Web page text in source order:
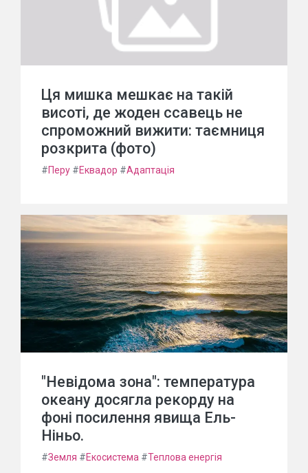
Ця мишка мешкає на такій
висоті, де жоден ссавець не
спроможний вижити: таємниця
розкрита (фото)
#Перу #Еквадор #Адаптація
"Невідома зона": температура
океану досягла рекорду на
фоні посилення явища Ель-
Ніньо.
#Земля #Екосистема #Теплова енергія